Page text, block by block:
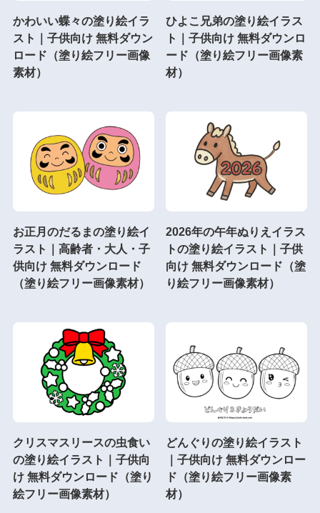
かわいい蝶々の塗り絵イラ
スト｜子供向け 無料ダウン
ロード（塗り絵フリー画像
素材）
ひよこ兄弟の塗り絵イラス
ト｜子供向け 無料ダウンロ
ード（塗り絵フリー画像素
材）
お正月のだるまの塗り絵イ
ラスト｜高齢者・大人・子
供向け 無料ダウンロード
（塗り絵フリー画像素材）
2026年の午年ぬりえイラス
トの塗り絵イラスト｜子供
向け 無料ダウンロード（塗
り絵フリー画像素材）
クリスマスリースの虫食い
の塗り絵イラスト｜子供向
け 無料ダウンロード（塗り
絵フリー画像素材）
どんぐりの塗り絵イラスト
｜子供向け 無料ダウンロー
ド（塗り絵フリー画像素
材）